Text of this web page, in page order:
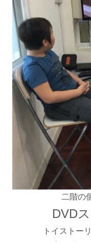
二階の
DVD
トイストー